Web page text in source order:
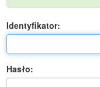
Identyfikator:
Hasło: